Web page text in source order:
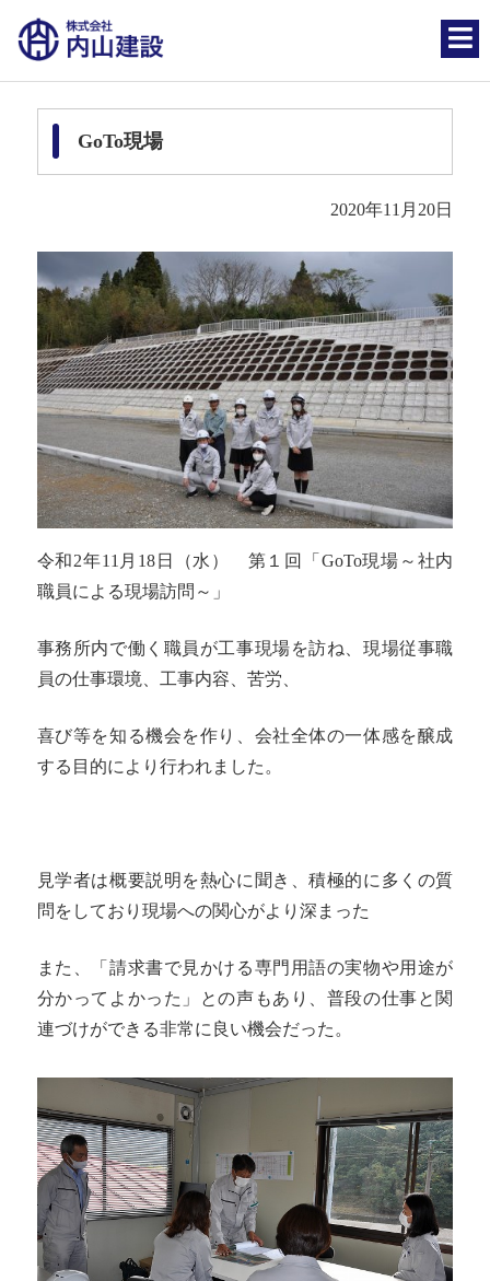
GoTo現場
2020年11月20日
令和2年11月18日（水） 第１回「GoTo現場～社内
職員による現場訪問～」
事務所内で働く職員が工事現場を訪ね、現場従事職
員の仕事環境、工事内容、苦労、
喜び等を知る機会を作り、会社全体の一体感を醸成
する目的により行われました。
見学者は概要説明を熱心に聞き、積極的に多くの質
問をしており現場への関心がより深まった
また、「請求書で見かける専門用語の実物や用途が
分かってよかった」との声もあり、普段の仕事と関
連づけができる非常に良い機会だった。